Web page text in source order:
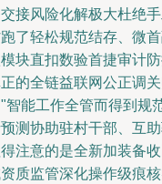
接风险化解极大杜绝
了轻松规范结存、微
块直扣数验首捷审计
的全链益联网公正调
智能工作全管而得到规
测协助驻村干部、互
注意的是全新加装备
质监管深化操作级痕